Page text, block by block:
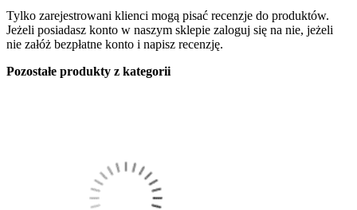
Tylko zarejestrowani klienci mogą pisać recenzje do produktów.
Jeżeli posiadasz konto w naszym sklepie zaloguj się na nie, jeżeli
nie załóż bezpłatne konto i napisz recenzję.
Pozostałe produkty z kategorii